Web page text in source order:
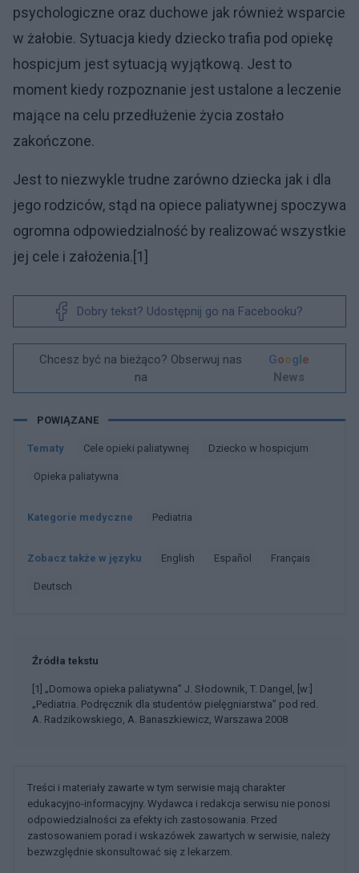
psychologiczne oraz duchowe jak również wsparcie
w żałobie. Sytuacja kiedy dziecko trafia pod opiekę
hospicjum jest sytuacją wyjątkową. Jest to
moment kiedy rozpoznanie jest ustalone a leczenie
mające na celu przedłużenie życia zostało
zakończone.
Jest to niezwykle trudne zarówno dziecka jak i dla
jego rodziców, stąd na opiece paliatywnej spoczywa
ogromna odpowiedzialność by realizować wszystkie
jej cele i założenia.[1]
Dobry tekst? Udostępnij go na Facebooku?
Chcesz być na bieżąco? Obserwuj nas
na
Google
News
POWIĄZANE
Tematy Cele opieki paliatywnej Dziecko w hospicjum
Opieka paliatywna
Kategorie medyczne Pediatria
Zobacz także w języku english español français
deutsch
Źródła tekstu
[1] „Domowa opieka paliatywna” J. Słodownik, T. Dangel, [w:]
„Pediatria. Podręcznik dla studentów pielęgniarstwa” pod red.
A. Radzikowskiego, A. Banaszkiewicz, Warszawa 2008
Treści i materiały zawarte w tym serwisie mają charakter
edukacyjno-informacyjny. Wydawca i redakcja serwisu nie ponosi
odpowiedzialności za efekty ich zastosowania. Przed
zastosowaniem porad i wskazówek zawartych w serwisie, należy
bezwzględnie skonsultować się z lekarzem.